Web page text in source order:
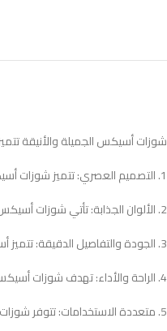
شوزات أسيكس الجميلة والأنيقة
1. التصميم العصري: تتميز شوزات أسيكس بتصاميم عصرية ومبتكرة تناسب أحدث صيحات الموضة. قد تتضمن تفاصيل أنيقة مثل الخطوط المميزة والنقوش الجميلة.
2. الألوان الجذابة: تأتي شوزات أسيكس بمجموعة واسعة من الألوان الجذابة التي تتناسب مع الأذواق المختلفة. قد تكون هناك ألوان زاهية ومبهجة أو ألوان هادئة وأنيقة.
3. الجودة والتفاصيل الدقيقة: تتميز أسيكس بالتركيز على الجودة والتفاصيل الدقيقة في تصميماتها. قد تشمل التفاصيل الجميلة مثل الخياطة الدقيقة والشعارات الأنيقة.
4. الراحة والأداء: تهدف شوزات أسيكس إلى توفير راحة فائقة وأداء ممتاز للرياضيين وأي شخص يرغب في ارتداءها. تستخدم تقنيات توسيد مبتكرة وأنظمة دعم لتقديم تجربة مريحة وفعالة.
5. متعددة الاستخدامات: تتوفر شوزات أسيكس بمجموعة متنوعة من الأنماط والأشكال لتلبية احتياجات مختلف الأنشطة الرياضية والأنشطة اليومية. قد تكون هناك خيارات للجري، والتدريب، والمشي، وغيرها من الأنشطة.